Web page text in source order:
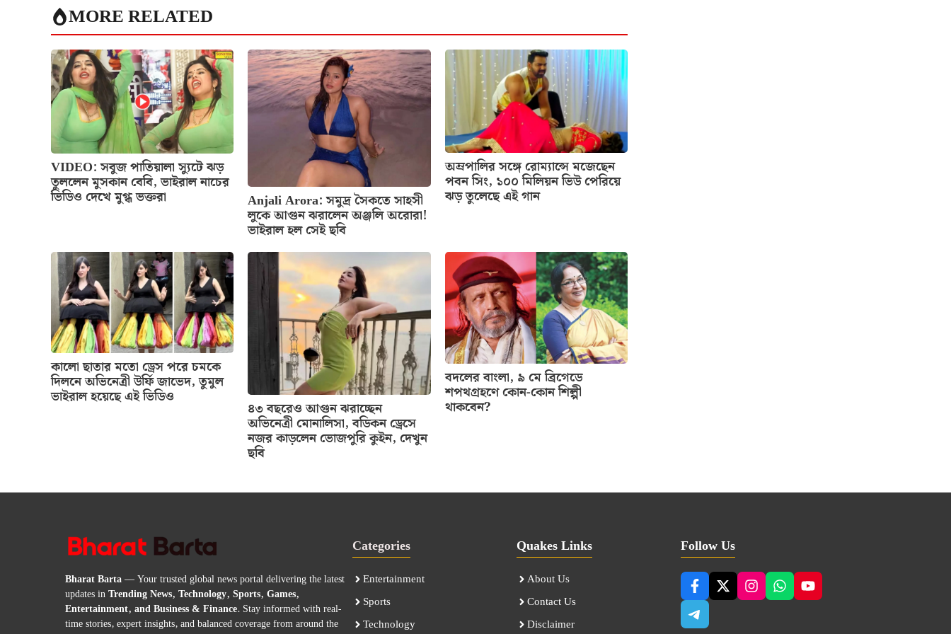
MORE RELATED
VIDEO: সবুজ পাতিয়ালা স্যুটে ঝড়
তুললেন মুসকান বেবি, ভাইরাল নাচের
ভিডিও দেখে মুগ্ধ ভক্তরা Anjali Arora: সমুদ্র সৈকতে সাহসী
লুকে আগুন ঝরালেন অঞ্জলি অরোরা!
ভাইরাল হল সেই ছবি
অম্রপালির সঙ্গে রোম্যান্সে মজেছেন
পবন সিং, ১০০ মিলিয়ন ভিউ পেরিয়ে
ঝড় তুলেছে এই গান
কালো ছাতার মতো ড্রেস পরে চমকে
দিলনে অভিনেত্রী উর্ফি জাভেদ, তুমুল
ভাইরাল হয়েছে এই ভিডিও
৪৩ বছরেও আগুন ঝরাচ্ছেন
অভিনেত্রী মোনালিসা, বডিকন ড্রেসে
নজর কাড়লেন ভোজপুরি কুইন, দেখুন
ছবি
বদলের বাংলা, ৯ মে ব্রিগেডে
শপথগ্রহণে কোন-কোন শিল্পী
থাকবেন?
Bharat Barta— Your trusted global news portal delivering the latest
updates inTrending News, Technology, Sports, Games,
Entertainment, and Business & Finance. Stay informed with real-
time stories, expert insights, and balanced coverage from around the
Categories
Entertainment
Sports
Technology
Quakes Links
About Us
Contact Us
Disclaimer
Follow Us